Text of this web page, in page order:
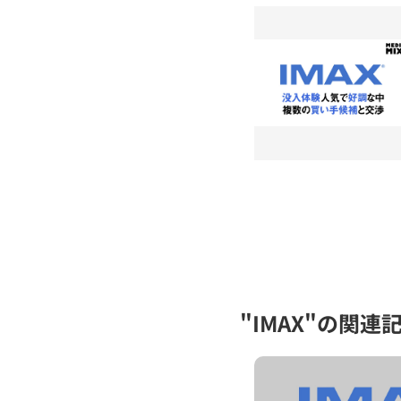
"IMAX"の関連